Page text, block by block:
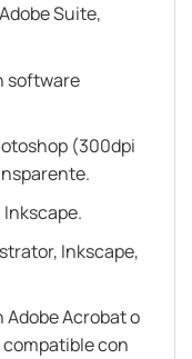
Suite,
software
(300dpi
Inkscape,
Adobe Acrobat o
con